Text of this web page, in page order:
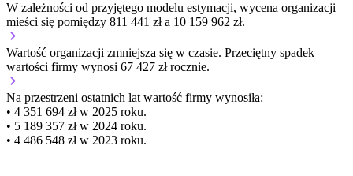
W zależności od przyjętego modelu estymacji, wycena organizacji
mieści się pomiędzy 811 441 zł a 10 159 962 zł.
Wartość organizacji zmniejsza się w czasie. Przeciętny spadek
wartości firmy wynosi 67 427 zł rocznie.
Na przestrzeni ostatnich lat wartość firmy wynosiła:
• 4 351 694 zł w 2025 roku.
• 5 189 357 zł w 2024 roku.
• 4 486 548 zł w 2023 roku.